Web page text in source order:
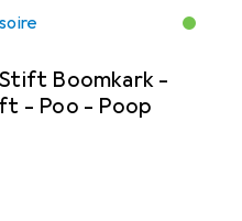
Stift Boomkark -
- Poo - Poop